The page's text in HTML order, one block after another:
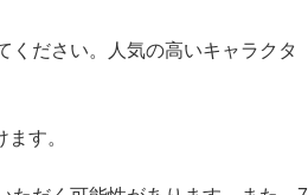
ださい。人気の高いキャラクタ
す。